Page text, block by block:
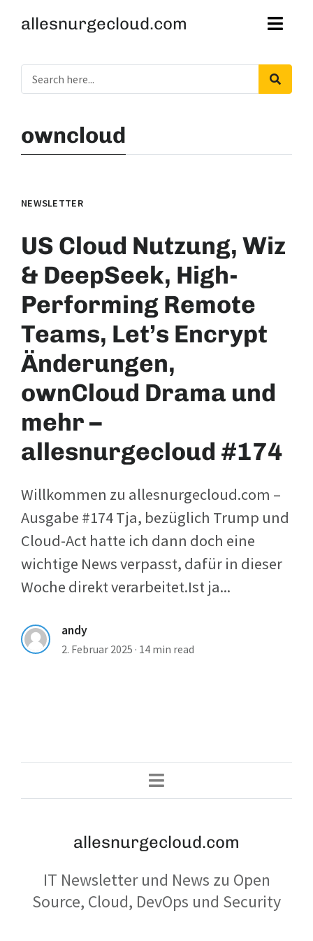
allesnurgecloud.com
owncloud
NEWSLETTER
US Cloud Nutzung, Wiz
& DeepSeek, High-
Performing Remote
Teams, Let’s Encrypt
Änderungen,
ownCloud Drama und
mehr –
allesnurgecloud #174
Willkommen zu allesnurgecloud.com –
Ausgabe #174 Tja, bezüglich Trump und
Cloud-Act hatte ich dann doch eine
wichtige News verpasst, dafür in dieser
Woche direkt verarbeitet.Ist ja...
andy
2. Februar 2025 · 14 min read
allesnurgecloud.com
IT Newsletter und News zu Open
Source, Cloud, DevOps und Security